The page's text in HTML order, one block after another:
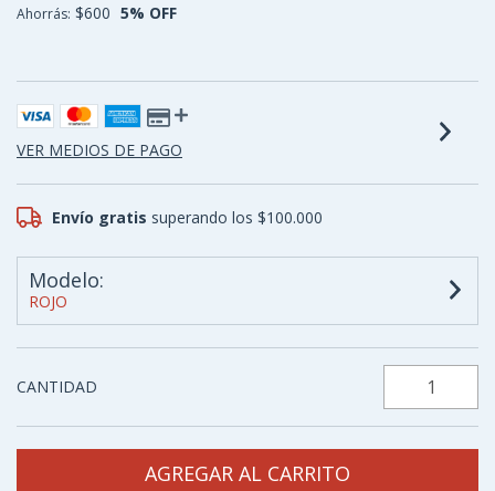
Ahorrás: $600 5% OFF
VER MEDIOS DE PAGO
Envío gratis superando los$100.000
Modelo:
ROJO
CANTIDAD